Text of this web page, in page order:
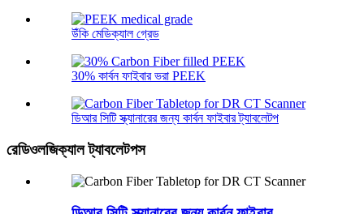
উঁকি মেডিক্যাল গ্রেড
30% কার্বন ফাইবার ভরা PEEK
ডিআর সিটি স্ক্যানারের জন্য কার্বন ফাইবার ট্যাবলেটপ
রেডিওলজিক্যাল ট্যাবলেটপস